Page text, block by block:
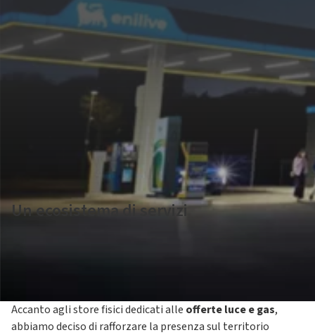
Un ecosistema di servizi
Accanto agli store fisici dedicati alle offerte luce e gas,
abbiamo deciso di rafforzare la presenza sul territorio